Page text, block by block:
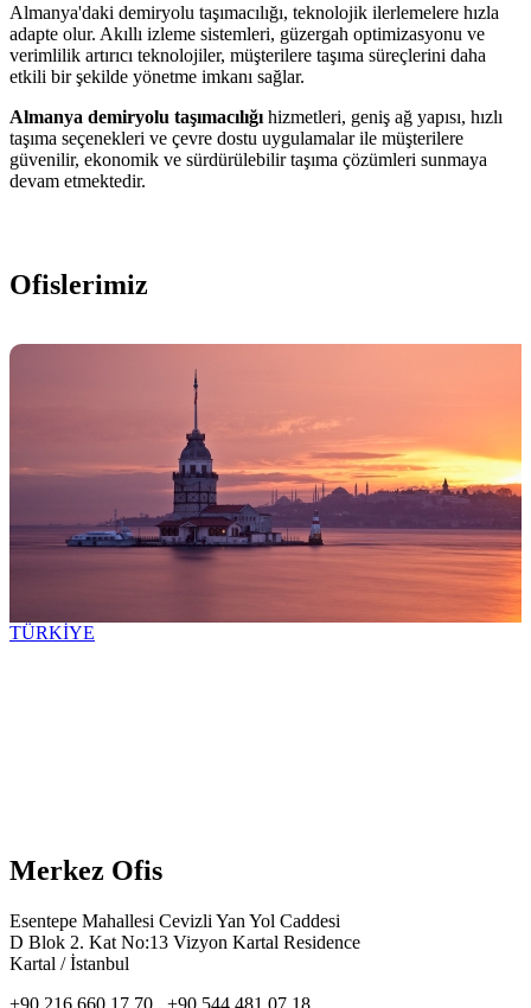
Almanya'daki demiryolu taşımacılığı, teknolojik ilerlemelere hızla
adapte olur. Akıllı izleme sistemleri, güzergah optimizasyonu ve
verimlilik artırıcı teknolojiler, müşterilere taşıma süreçlerini daha
etkili bir şekilde yönetme imkanı sağlar.
Almanya demiryolu taşımacılığı hizmetleri, geniş ağ yapısı, hızlı
taşıma seçenekleri ve çevre dostu uygulamalar ile müşterilere
güvenilir, ekonomik ve sürdürülebilir taşıma çözümleri sunmaya
devam etmektedir.
Ofislerimiz
TÜRKİYE
Merkez Ofis
Esentepe Mahallesi Cevizli Yan Yol Caddesi
D Blok 2. Kat No:13 Vizyon Kartal Residence
Kartal / İstanbul